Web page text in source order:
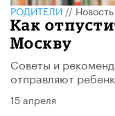
РОДИТЕЛИ//Новость
Как
Москву
Советы и
отправляют
15 апреля